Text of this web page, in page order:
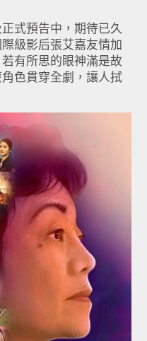
式預告中，期待已久
級影后張艾嘉友情加
有所思的眼神滿是故
色貫穿全劇，讓人拭